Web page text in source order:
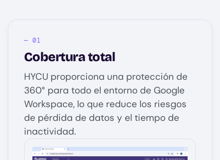
Cobertura total
HYCU proporciona una protección de
360° para todo el entorno de Google
Workspace, lo que reduce los riesgos
de pérdida de datos y el tiempo de
inactividad.